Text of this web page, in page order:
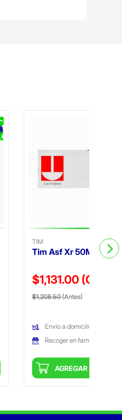
TIM
Tim Asf Xr 50Mg 30
$1,131.00
Precio reducido de
$1,208.50(Antes)
Envío a domicilio
Recoger en farmacia
AGREGAR AL